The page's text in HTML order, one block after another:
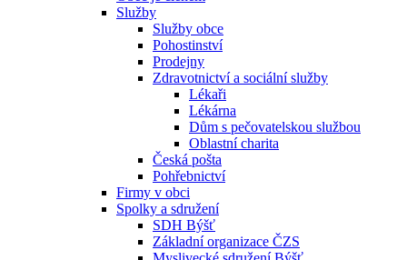
Služby
Služby obce
Pohostinství
Prodejny
Zdravotnictví a sociální služby
Lékaři
Lékárna
Dům s pečovatelskou službou
Oblastní charita
Česká pošta
Pohřebnictví
Firmy v obci
Spolky a sdružení
SDH Býšť
Základní organizace ČZS